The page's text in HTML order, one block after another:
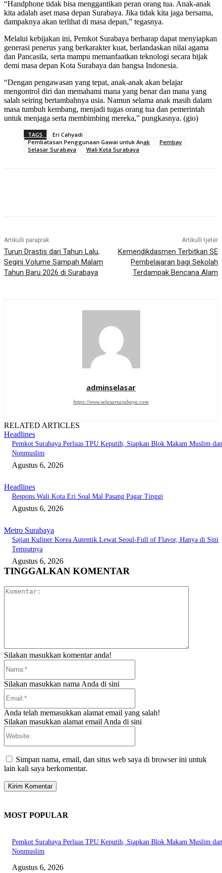
“Handphone tidak bisa menggantikan peran orang tua. Anak-anak
kita adalah aset masa depan Surabaya. Jika tidak kita jaga bersama,
dampaknya akan terlihat di masa depan,” tegasnya.
Melalui kebijakan ini, Pemkot Surabaya berharap dapat menyiapkan
generasi penerus yang berkarakter kuat, berlandaskan nilai agama
dan Pancasila, serta mampu memanfaatkan teknologi secara bijak
demi masa depan Kota Surabaya dan bangsa Indonesia.
“Dengan pengawasan yang tepat, anak-anak akan belajar
mengontrol diri dan memahami mana yang benar dan mana yang
salah seiring bertambahnya usia. Namun selama anak masih dalam
masa tumbuh kembang, menjadi tugas orang tua dan pemerintah
untuk menjaga serta membimbing mereka,” pungkasnya. (gio)
TAGS
Eri Cahyadi
Pembatasan Penggunaan Gawai untuk Anak
Pembay
Selasar Surabaya
Wali Kota Surabaya
Artikulli paraprak
Turun Drastis dari Tahun Lalu,
Segini Volume Sampah Malam
Tahun Baru 2026 di Surabaya
Artikulli tjetër
Kemendikdasmen Terbitkan SE
Pembelajaran bagi Sekolah
Terdampak Bencana Alam
adminselasar
https://www.selasarsurabaya.com
RELATED ARTICLES
Headlines
Pemkot Surabaya Perluas TPU Keputih, Siapkan Blok Makam Muslim dan
Nonmuslim
Agustus 6, 2026
Headlines
Respons Wali Kota Eri Soal Mal Pasang Pagar Tinggi
Agustus 6, 2026
Metro Surabaya
Sajian Kuliner Korea Autentik Lewat Seoul-Full of Flavor, Hanya di Sini
Tempatnya
Agustus 6, 2026
TINGGALKAN KOMENTAR
Silakan masukkan komentar anda!
Silakan masukkan nama Anda di sini
Anda telah memasukkan alamat email yang salah!
Silakan masukkan alamat email Anda di sini
Simpan nama, email, dan situs web saya di browser ini untuk
lain kali saya berkomentar.
MOST POPULAR
Pemkot Surabaya Perluas TPU Keputih, Siapkan Blok Makam Muslim dan
Nonmuslim
Agustus 6, 2026